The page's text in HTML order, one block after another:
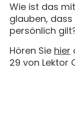
Wie ist das
glauben,
persönlich
Hören Sie hier
29 von Lektor